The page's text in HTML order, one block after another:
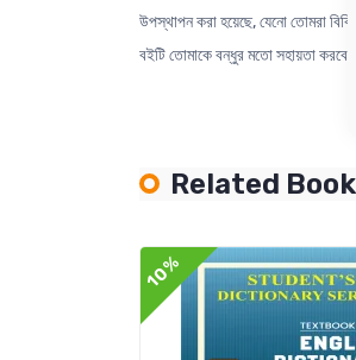
উপস্থাপন করা হয়েছে, যেনো তোমরা
বইটি তোমাকে বন্ধুর মতো সহায়তা করবে।
Related
10%